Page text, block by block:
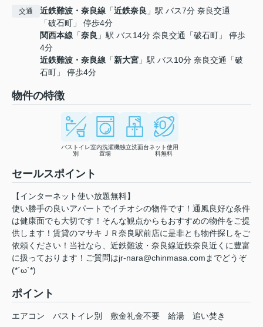
交通 近鉄難波・奈良線 「近鉄奈良 」駅 バス7分 奈良交通
「破石町」 停歩4分
関西本線 「奈良 」駅 バス14分 奈良交通「破石町」 停歩
4分
近鉄難波・奈良線 「新大宮 」駅 バス10分 奈良交通「破
石町」 停歩4分
物件の特徴
バストイレ
別
室内洗濯機
置場
独立洗面台ネット使用
料無料
セールスポイント
【インターネット使い放題無料】
使い勝手の良いアパートでイチオシの物件です！通風良好な条件
は健康面でも大切です！そんな観点からもおすすめの物件をご提
供します！賃貸のマサキＪＲ奈良駅前店に是非とも物件探しをご
依頼ください！当社なら、近鉄難波・奈良線近鉄奈良近くに豊富
に扱っております！ご質問はjr-nara@chinmasa.comまでどうぞ
(*´ω`*)
ポイント
エアコン バストイレ別 敷金礼金不要 給湯 追い焚き